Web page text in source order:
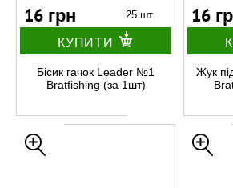
16 грн 25 шт.
КУПИТИ
Бісик гачок Leader №1
Bratfishing (за 1шт)
16
Жук